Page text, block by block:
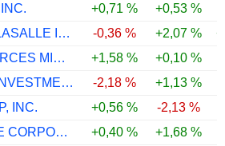
+0,71 % +0,53 %
JONES LANG LASALLE INCORPORATED
-0,36 % +2,07 %
CHINA RESOURCES MIXC LIFESTYLE SERVICES LIMITED
+1,58 % +0,10 %
CAPITALAND INVESTMENT LIMITED
-2,18 % +1,13 %
INC.
+0,56 % -2,13 %
FIRSTSERVICE CORPORATION
+0,40 % +1,68 %